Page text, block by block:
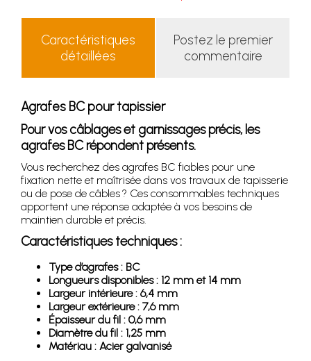
Caractéristiques
détaillées
Postez le premier
commentaire
Agrafes BC pour tapissier
Pour vos câblages et garnissages précis, les
agrafes BC répondent présents.
Vous recherchez des agrafes BC fiables pour une
fixation nette et maîtrisée dans vos travaux de tapisserie
ou de pose de câbles ? Ces consommables techniques
apportent une réponse adaptée à vos besoins de
maintien durable et précis.
Caractéristiques techniques :
Type d’agrafes : BC
Longueurs disponibles : 12 mm et 14 mm
Largeur intérieure : 6,4 mm
Largeur extérieure : 7,6 mm
Épaisseur du fil : 0,6 mm
Diamètre du fil : 1,25 mm
Matériau : Acier galvanisé